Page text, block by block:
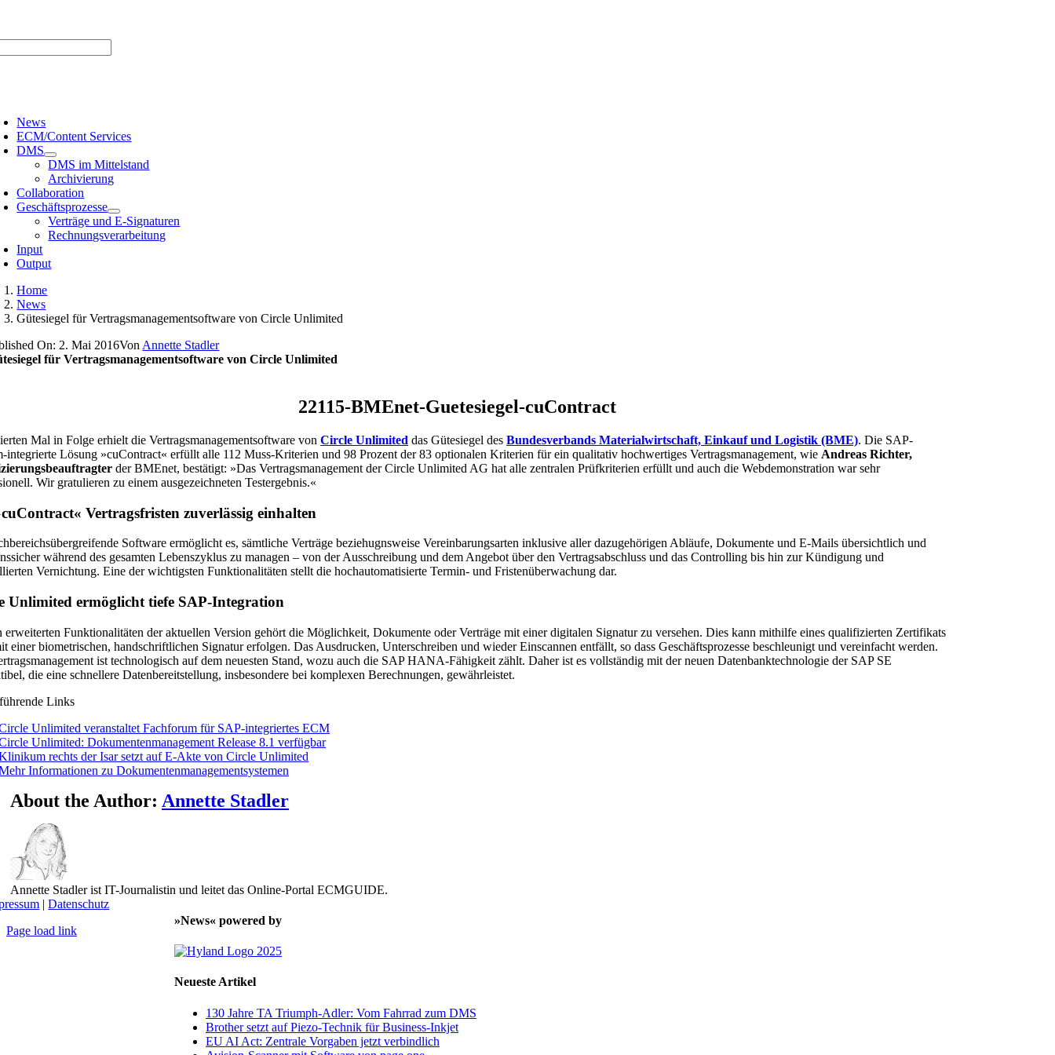
News
ECM/Content Services
DMS
DMS im Mittelstand
Archivierung
Collaboration
Geschäftsprozesse
Verträge und E-Signaturen
Rechnungsverarbeitung
Input
Output
Home
News
Gütesiegel für Vertragsmanagementsoftware von Circle Unlimited
On: 2. Mai 2016Von Annette Stadler
für Vertragsmanagementsoftware von Circle Unlimited
22115-BMEnet-Guetesiegel-cuContract
Mal in Folge erhielt die Vertragsmanagementsoftware vonCircle Unlimited das Gütesiegel desBundesverbands Materialwirtschaft, Einkauf und Logistik (BME). Die SAP-
integrierte Lösung »cuContract« erfüllt alle 112 Muss-Kriterien und 98 Prozent der 83 optionalen Kriterien für ein qualitativ hochwertiges Vertragsmanagement, wie Andreas Richter,
der BMEnet, bestätigt: »Das Vertragsmanagement der Circle Unlimited AG hat alle zentralen Prüfkriterien erfüllt und auch die Webdemonstration war sehr
Wir gratulieren zu einem ausgezeichneten Testergebnis.«
Vertragsfristen zuverlässig einhalten
Software ermöglicht es, sämtliche Verträge beziehugnsweise Vereinbarungsarten inklusive aller dazugehörigen Abläufe, Dokumente und E-Mails übersichtlich und
während des gesamten Lebenszyklus zu managen – von der Ausschreibung und dem Angebot über den Vertragsabschluss und das Controlling bis hin zur Kündigung und
Vernichtung. Eine der wichtigsten Funktionalitäten stellt die hochautomatisierte Termin- und Fristenüberwachung dar.
Unlimited ermöglicht tiefe SAP-Integration
erweiterten Funktionalitäten der aktuellen Version gehört die Möglichkeit, Dokumente oder Verträge mit einer digitalen Signatur zu versehen. Dies kann mithilfe eines qualifizierten Zertifikats
einer biometrischen, handschriftlichen Signatur erfolgen. Das Ausdrucken, Unterschreiben und wieder Einscannen entfällt, so dass Geschäftsprozesse beschleunigt und vereinfacht werden.
ist technologisch auf dem neuesten Stand, wozu auch die SAP HANA-Fähigkeit zählt. Daher ist es vollständig mit der neuen Datenbanktechnologie der SAP SE
die eine schnellere Datenbereitstellung, insbesondere bei komplexen Berechnungen, gewährleistet.
Links
Unlimited veranstaltet Fachforum für SAP-integriertes ECM
Unlimited: Dokumentenmanagement Release 8.1 verfügbar
rechts der Isar setzt auf E-Akte von Circle Unlimited
Informationen zu Dokumentenmanagementsystemen
About the Author: Annette Stadler
Annette Stadler ist IT-Journalistin und leitet das Online-Portal ECMGUIDE.
»News« powered by
Neueste Artikel
130 Jahre TA Triumph-Adler: Vom Fahrrad zum DMS
Brother setzt auf Piezo-Technik für Business-Inkjet
EU AI Act: Zentrale Vorgaben jetzt verbindlich
|Datenschutz
Page load link